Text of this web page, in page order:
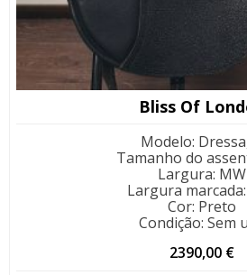
Bliss Of
Modelo:
Tamanho do
Largura: MW
Largura marcada:
Cor: Preto
Condição: Sem
2390,00 €